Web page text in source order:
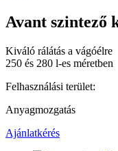
Avant szintező
Kiváló rálátás a vágóélre
250 és 280 l-es méretben
Felhasználási terület:
Anyagmozgatás
Ajánlatkérés